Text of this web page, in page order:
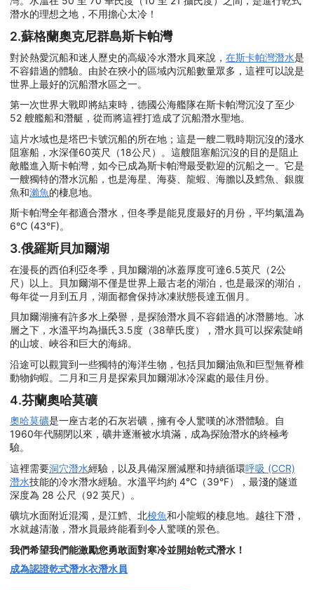
潛水的理想之地，不用擔心太冷！
2.蘇格蘭奧克尼群島斯卡帕灣
對於熱愛沉船和迷人歷史的高級冷水潛水員來說， 在斯卡帕灣潛水是
不容錯過的體驗。由於在狹小的區域內沉船數量眾多，這裡可以說是
世界上最好的沉船潛水區之一。
第一次世界大戰即將結束時，德國公海艦隊在斯卡帕灣沉沒了至少
52 艘艦船和潛艇，從而將這裡打造成了沉船潛水聖地。
這片水域也是塔巴卡號沉船的所在地；這是一艘二戰時期沉沒的淺水
阻塞船，水深僅60英尺（18公尺）。這艘阻塞船沉沒的目的是阻止
敵艦進入斯卡帕灣，如今已成為斯卡帕灣最受歡迎的沉船之一。它是
一艘獨特的潛水沉船，也是海星、海葵、龍蝦、海膽以及鱈魚、銀腹
魚和瀨魚的棲息地。
斯卡帕灣全年都適合潛水，但冬季是能見度最好的月份，平均氣溫為
6°C (43°F)。
3.俄羅斯貝加爾湖
在漫長的西伯利亞冬季，貝加爾湖的冰蓋厚度可達6.5英尺（2公
尺）以上。貝加爾湖不僅是世界上最古老的湖泊，也是最深的湖泊，
每年從一月到五月，湖面都會保持冰凍狀態長達五個月。
貝加爾湖擁有許多水上榮譽，是探險潛水員不容錯過的冰潛勝地。冰
層之下，水溫平均為攝氏3.5度（38華氏度），潛水員可以探索陡峭
的山坡、峽谷和巨大的海綿。
沿途可以觀賞到一些獨特的海洋生物，包括貝加爾油魚和巨型無脊椎
動物鉤蝦。二月和三月是探索貝加爾湖冰冷深處的最佳月份。
4.芬蘭奧哈莫礦
奧哈莫礦是一座古老的石灰岩礦，擁有令人驚嘆的冰潛體驗。自
1960年代關閉以來，礦井逐漸被水填滿，成為探險潛水的終極考
驗。
這裡需要洞穴潛水經驗，以及具備深層減壓和持續循環呼吸 (CCR)
潛水技能的冷水潛水經驗。水溫平均約 4°C（39°F），最淺的隧道
深度為 28 公尺（92 英尺）。
礦坑水面附近混濁，是江鱈、北梭魚和小龍蝦的棲息地。越往下潛，
水就越清澈，潛水員最終能看到令人驚嘆的景色。
我們希望我們能激勵您勇敢面對寒冷並開始乾式潛水！
成為認證乾式潛水衣潛水員